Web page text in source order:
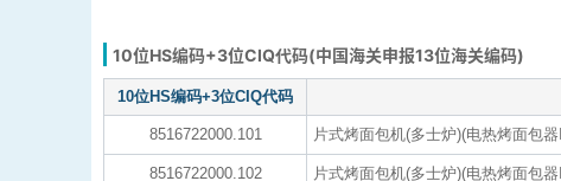
10位HS编码+3位CIQ代码(中国海关申报13位海关编码)
10位HS编码+3位CIQ代码
8516722000.101 片式烤面包机(多士炉)(电热烤面包
8516722000.102 片式烤面包机(多士炉)(电热烤面包